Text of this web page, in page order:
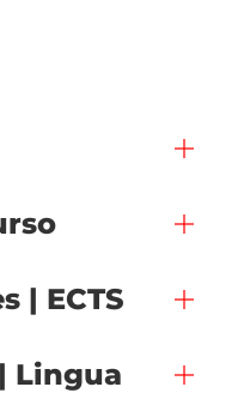
| ECTS
Lingua